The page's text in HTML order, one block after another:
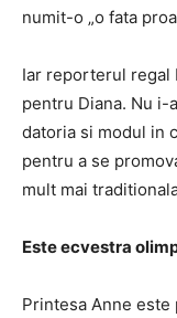
numit-o „o fata
Iar reporterul regal
pentru Diana. Nu
datoria si modul in
pentru a se
mult mai
Este ecvestra
Printesa Anne este